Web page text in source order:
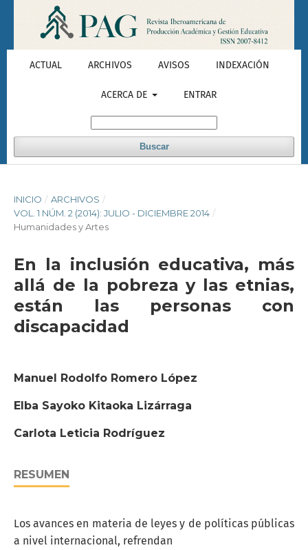
ACTUAL ARCHIVOS AVISOS INDEXACIÓN
ACERCA DE ENTRAR
Buscar
INICIO / ARCHIVOS /
VOL. 1 NÚM. 2 (2014): JULIO - DICIEMBRE 2014 /
Humanidades y Artes
En la inclusión educativa, más
allá de la pobreza y las etnias,
están las personas con
discapacidad
Manuel Rodolfo Romero López
Elba Sayoko Kitaoka Lizárraga
Carlota Leticia Rodríguez
RESUMEN
Los avances en materia de leyes y de políticas públicas
a nivel internacional, refrendan